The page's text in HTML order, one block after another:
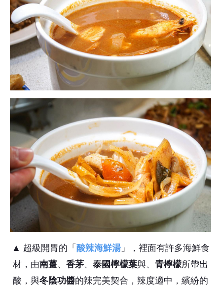
▲ 超級開胃的「 酸辣海鮮湯」，裡面有許多海鮮食
材，由南薑、 香茅、 泰國檸檬葉與、 青檸檬所帶出
酸，與冬陰功醬的辣完美契合，辣度適中，繽紛的